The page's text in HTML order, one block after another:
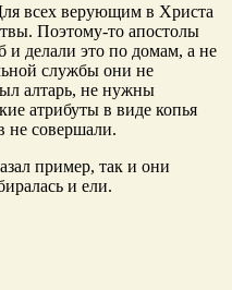
всех верующим в Христа
Поэтому-то апостолы
и делали это по домам, а не
службы они не
алтарь, не нужны
атрибуты в виде копья
не совершали.
пример, так и они
и ели.